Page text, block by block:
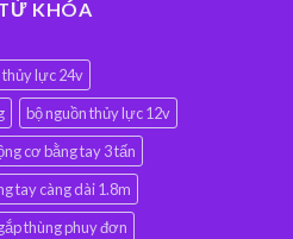
KHÓA
lực 24v
bộ nguồn thủy lực 12v
cơ bằng tay 3 tấn
tay càng dài 1.8m
thùng phuy đơn